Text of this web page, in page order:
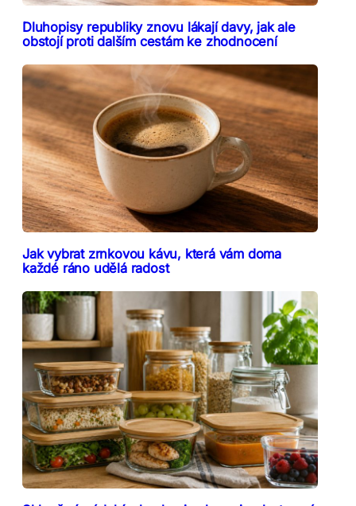
Dluhopisy republiky znovu lákají davy, jak ale
obstojí proti dalším cestám ke zhodnocení
Jak vybrat zrnkovou kávu, která vám doma
každé ráno udělá radost